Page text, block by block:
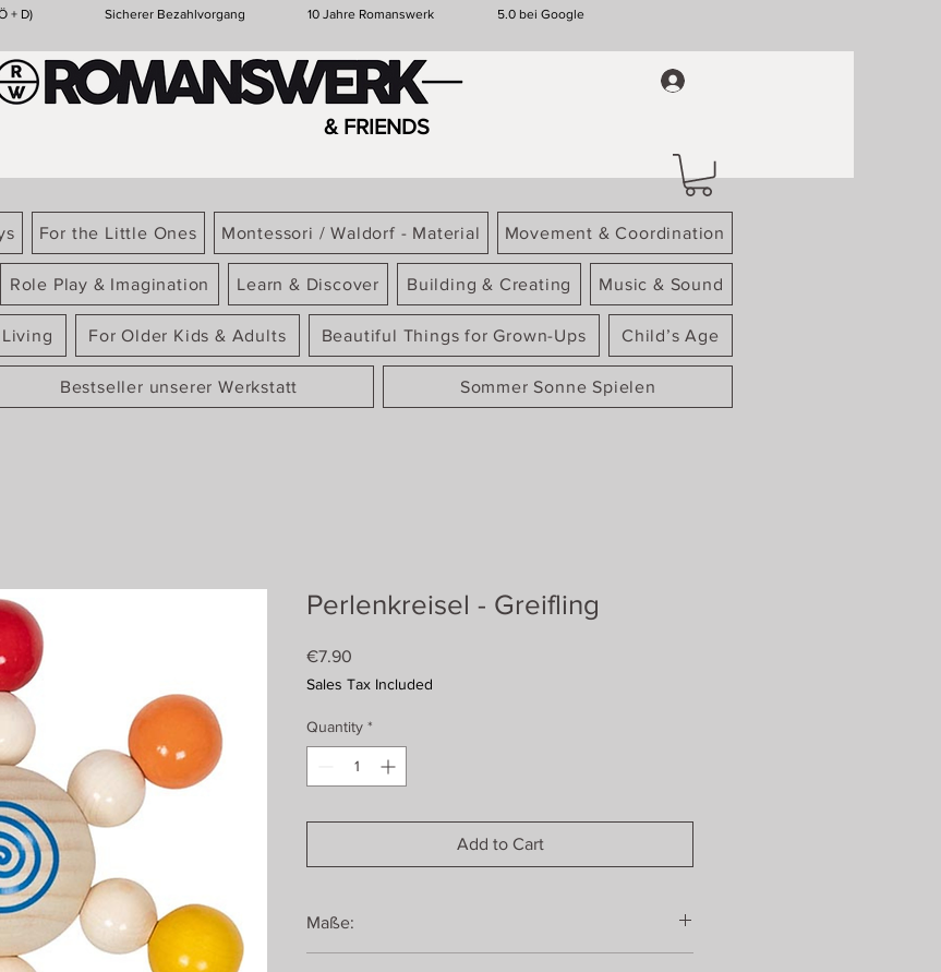
+ D) Sicherer Bezahlvorgang 10 Jahre Romanswerk 5.0 bei Google
& FRIENDS
For the Little Ones Montessori / Waldorf - Material Movement & Coordination
Role Play & Imagination Learn & Discover Building & Creating Music & Sound
For Older Kids & Adults Beautiful Things for Grown-Ups Child’s Age
Bestseller unserer Werkstatt Sommer Sonne Spielen
Perlenkreisel - Greifling
€7.90
Sales Tax Included
Quantity *
Add to Cart
Maße: